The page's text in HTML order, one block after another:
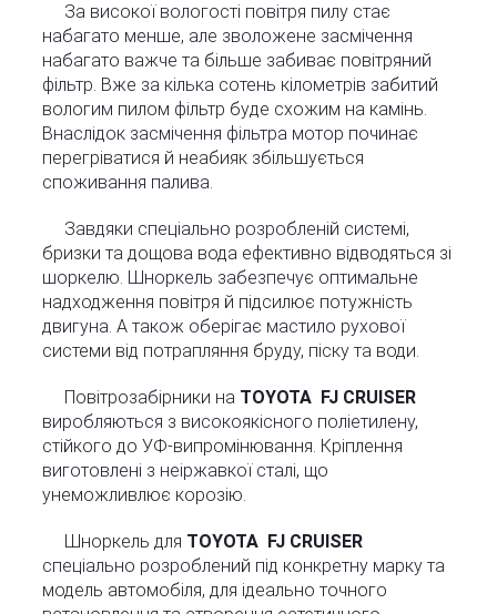
За високої вологості повітря пилу стає
набагато менше, але зволожене засмічення
набагато важче та більше забиває повітряний
фільтр. Вже за кілька сотень кілометрів забитий
вологим пилом фільтр буде схожим на камінь.
Внаслідок засмічення фільтра мотор починає
перегріватися й неабияк збільшується
споживання палива.
Шноркель для TOYOTA FJ CRUISER
спеціально розроблений під конкретну марку та
модель автомобіля, для ідеально точного
Повітрозабірники на TOYOTA FJ CRUISER
виробляються з високоякісного поліетилену,
стійкого до УФ-випромінювання. Кріплення
виготовлені з неіржавкої сталі, що
унеможливлює корозію.
Завдяки спеціально розробленій системі,
бризки та дощова вода ефективно відводяться зі
шоркелю. Шноркель забезпечує оптимальне
надходження повітря й підсилює потужність
двигуна. А також оберігає мастило рухової
системи від потрапляння бруду, піску та води.